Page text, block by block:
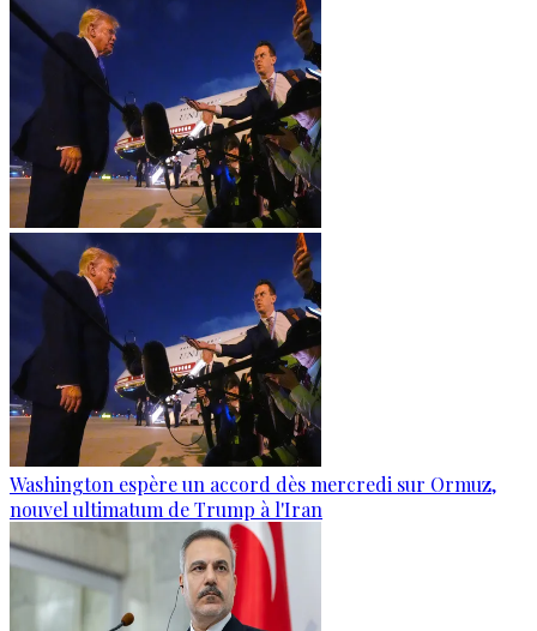
Washington espère un accord dès mercredi sur Ormuz,
nouvel ultimatum de Trump à l'Iran